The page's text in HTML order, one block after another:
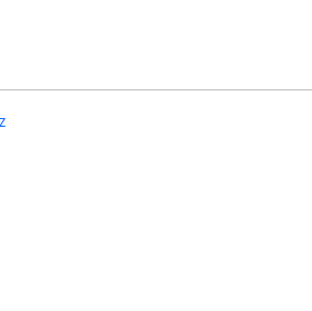
Düğmesini Açmak İçin Enter tuşuna basınız